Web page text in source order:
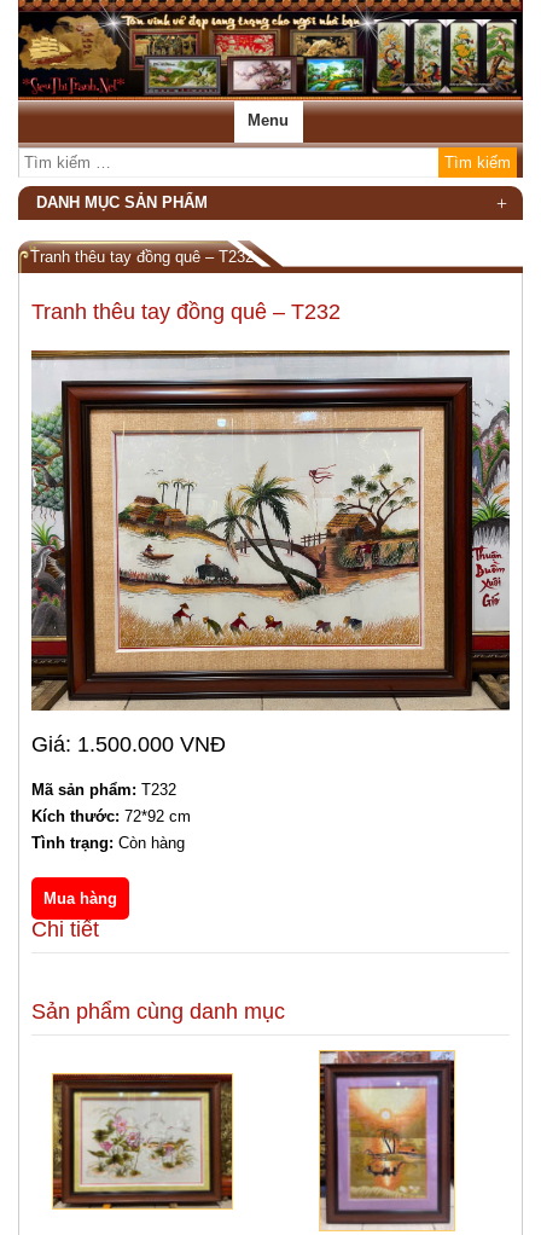
Menu
DANH MỤC SẢN PHẨM
Tranh thêu tay đồng quê – T232
Tranh thêu tay đồng quê – T232
Giá: 1.500.000 VNĐ
Mã sản phẩm: T232
Kích thước: 72*92 cm
Tình trạng: Còn hàng
Chi tiết
Sản phẩm cùng danh mục